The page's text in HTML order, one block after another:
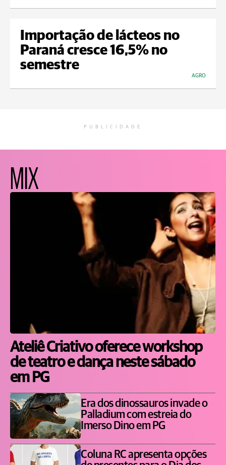
Importação de lácteos no
Paraná cresce 16,5% no
semestre
AGRO
PUBLICIDADE
MIX
Ateliê Criativo oferece workshop
de teatro e dança neste sábado
em PG
Era dos dinossauros invade o
Palladium com estreia do
Imerso Dino em PG
Coluna RC apresenta opções